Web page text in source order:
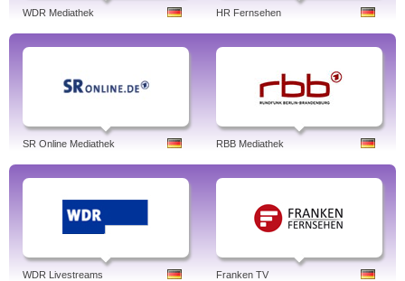
WDR Mediathek HR Fernsehen
SR Online Mediathek RBB Mediathek
WDR Livestreams Franken TV